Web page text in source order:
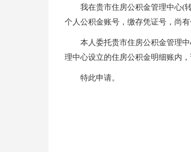
我在贵市住房公积金管理中心(
个人公积金账号，缴存凭证号，尚有
本人委托贵市住房公积金管理
理中心设立的住房公积金明细账内，
特此申请。